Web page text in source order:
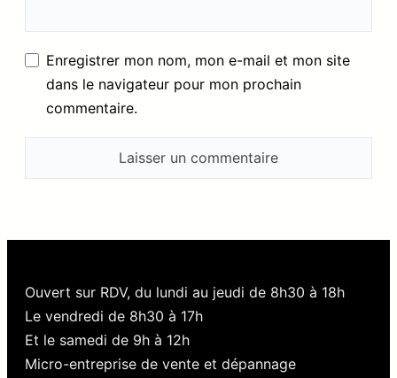
Enregistrer mon nom, mon e-mail et mon site
dans le navigateur pour mon prochain
commentaire.
Ouvert sur RDV, du lundi au jeudi de 8h30 à 18h
Le vendredi de 8h30 à 17h
Et le samedi de 9h à 12h
Micro-entreprise de vente et dépannage